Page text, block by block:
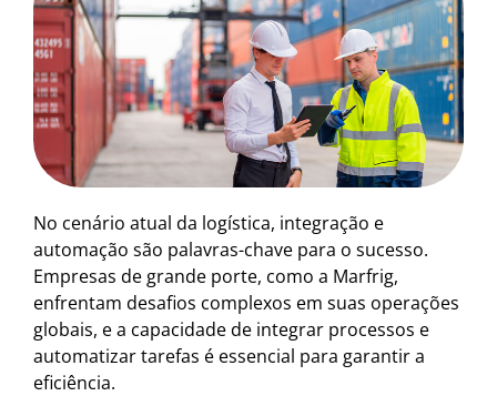
No cenário atual da logística, integração e
automação são palavras-chave para o sucesso.
Empresas de grande porte, como a Marfrig,
enfrentam desafios complexos em suas operações
globais, e a capacidade de integrar processos e
automatizar tarefas é essencial para garantir a
eficiência.